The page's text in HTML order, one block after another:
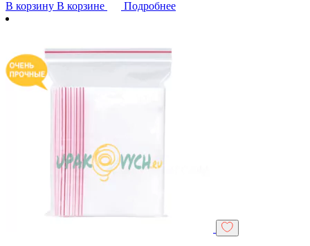
В корзину В корзине Подробнее